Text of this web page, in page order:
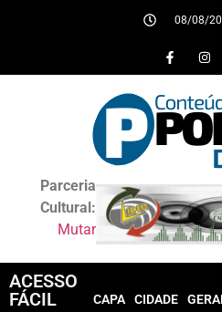
08/08/
Parceria
Cultural:
Mutar
ACESSO
FÁCIL
CAPA CIDADE